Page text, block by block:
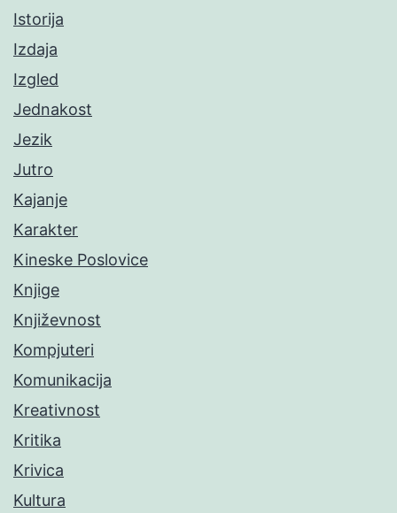
Istorija
Izdaja
Izgled
Jednakost
Jezik
Jutro
Kajanje
Karakter
Kineske Poslovice
Knjige
Književnost
Kompjuteri
Komunikacija
Kreativnost
Kritika
Krivica
Kultura